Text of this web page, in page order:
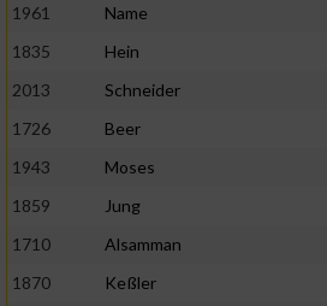
1961
Name
1835
Hein
2013
Schneider
1726
Beer
1943
Moses
1859
Jung
1710
Alsamman
1870
Keßler
auf einem Endgerät
von Werbeanzeigen
Werbung
personalisierter Werbung